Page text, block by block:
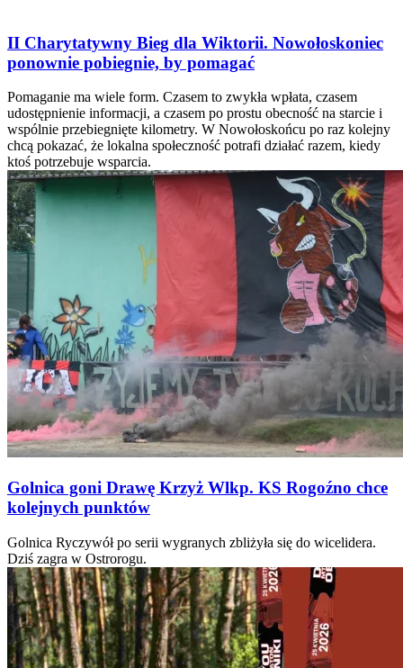
II Charytatywny Bieg dla Wiktorii. Nowołoskoniec
ponownie pobiegnie, by pomagać
Pomaganie ma wiele form. Czasem to zwykła wpłata, czasem
udostępnienie informacji, a czasem po prostu obecność na starcie i
wspólnie przebiegnięte kilometry. W Nowołoskońcu po raz kolejny
chcą pokazać, że lokalna społeczność potrafi działać razem, kiedy
ktoś potrzebuje wsparcia.
Golnica goni Drawę Krzyż Wlkp. KS Rogoźno chce
kolejnych punktów
Golnica Ryczywół po serii wygranych zbliżyła się do wicelidera.
Dziś zagra w Ostrorogu.